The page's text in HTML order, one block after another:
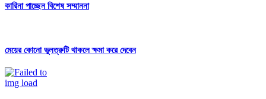
কারিনা পাচ্ছেন বিশেষ সম্মাননা
মেয়ের কোনো ভুলত্রুটি থাকলে ক্ষমা করে দেবেন